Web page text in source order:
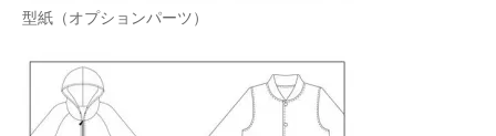
型紙（オプションパーツ）